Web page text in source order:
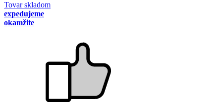
Tovar skladom
expedujeme
okamžite